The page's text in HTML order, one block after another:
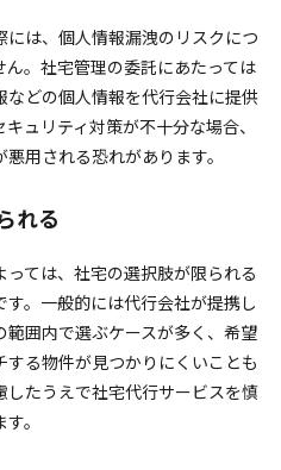
は、個人情報漏洩のリスクにつ
。社宅管理の委託にあたっては
どの個人情報を代行会社に提供
ュリティ対策が不十分な場合、
用される恐れがあります。
れる
ては、社宅の選択肢が限られる
。一般的には代行会社が提携し
囲内で選ぶケースが多く、希望
る物件が見つかりにくいことも
したうえで社宅代行サービスを慎
。